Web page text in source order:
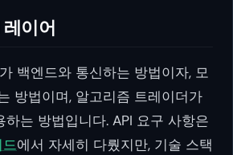
이어
백엔드와 통신하는 방법이자, 모
방법이며, 알고리즘 트레이더가
하는 방법입니다. API 요구 사항은
에서 자세히 다뤘지만, 기술 스택